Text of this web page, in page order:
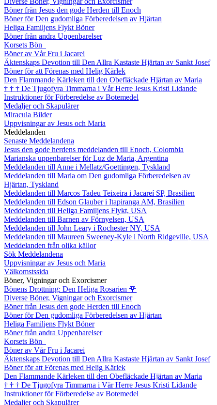
Böner från Jesus den gode Herden till Enoch
Böner för Den gudomliga Förberedelsen av Hjärtan
Heliga Familjens Flykt Böner
Böner från andra Uppenbarelser
Korsets Bön
Böner av Vår Fru i Jacarei
Äktenskaps Devotion till Den Allra Kastaste Hjärtan av Sankt Josef
Böner för att Förenas med Helig Kärlek
Den Flammande Kärleken till den Obefläckade Hjärtan av Maria
† † † De Tjugofyra Timmarna i Vår Herre Jesus Kristi Lidande
Instruktioner för Förberedelse av Botemedel
Medaljer och Skapulärer
Miracula Bilder
Uppvisningar av Jesus och Maria
Meddelanden
Senaste Meddelandena
Jesus den gode herdens meddelanden till Enoch, Colombia
Marianska uppenbarelser för Luz de Maria, Argentina
Meddelanden till Anne i Mellatz/Goettingen, Tyskland
Meddelanden till Maria om Den gudomliga Förberedelsen av
Hjärtan, Tyskland
Meddelanden till Marcos Tadeu Teixeira i Jacareí SP, Brasilien
Meddelanden till Edson Glauber i Itapiranga AM, Brasilien
Meddelanden till Heliga Familjens Flykt, USA
Meddelanden till Barnen av Förnyelsen, USA
Meddelanden till John Leary i Rochester NY, USA
Meddelanden till Maureen Sweeney-Kyle i North Ridgeville, USA
Meddelanden från olika källor
Sök Meddelandena
Uppvisningar av Jesus och Maria
Välkomstssida
Böner, Vigningar och Exorcismer
Bönens Drottning: Den Heliga Rosarien 🌹
Diverse Böner, Vigningar och Exorcismer
Böner från Jesus den gode Herden till Enoch
Böner för Den gudomliga Förberedelsen av Hjärtan
Heliga Familjens Flykt Böner
Böner från andra Uppenbarelser
Korsets Bön
Böner av Vår Fru i Jacarei
Äktenskaps Devotion till Den Allra Kastaste Hjärtan av Sankt Josef
Böner för att Förenas med Helig Kärlek
Den Flammande Kärleken till den Obefläckade Hjärtan av Maria
† † † De Tjugofyra Timmarna i Vår Herre Jesus Kristi Lidande
Instruktioner för Förberedelse av Botemedel
Medaljer och Skapulärer